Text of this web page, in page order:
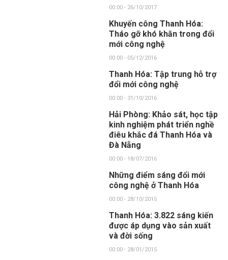
00:00 - 26/10/2017
Khuyến công Thanh Hóa:
Tháo gỡ khó khăn trong đổi
mới công nghệ
00:00 - 05/12/2016
Thanh Hóa: Tập trung hỗ trợ
đổi mới công nghệ
00:00 - 31/10/2016
Hải Phòng: Khảo sát, học tập
kinh nghiệm phát triển nghề
điêu khắc đá Thanh Hóa và
Đà Nẵng
00:00 - 18/07/2016
Những điểm sáng đổi mới
công nghệ ở Thanh Hóa
00:00 - 28/10/2015
Thanh Hóa: 3.822 sáng kiến
được áp dụng vào sản xuất
và đời sống
00:00 - 28/01/2015